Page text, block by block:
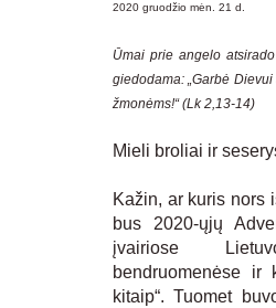
2020 gruodžio mėn. 21 d.
Ūmai prie angelo
giedodama: „Garbė
žmonėms!“ (Lk 2,13-14)
Mieli broliai ir
Kažin, ar kuris nors
bus 2020-ųjų
įvairiose
bendruomenėse ir
kitaip“. Tuomet